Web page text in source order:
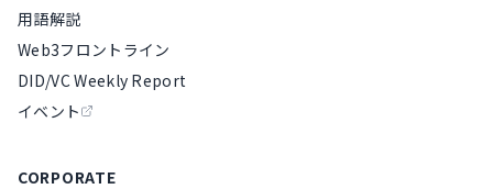
用語解説
Web3フロントライン
DID/VC Weekly Report
イベント
CORPORATE